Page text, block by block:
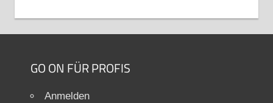
GO ON FÜR PROFIS
Anmelden